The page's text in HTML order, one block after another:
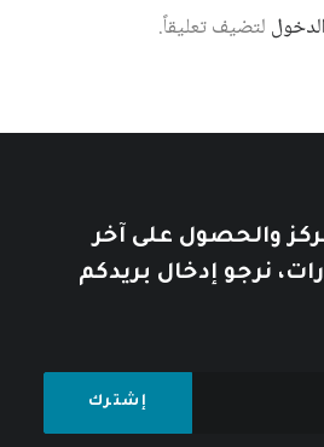
لتضيف تعليقاً.
والحصول على آخر
نرجو إدخال بريدكم